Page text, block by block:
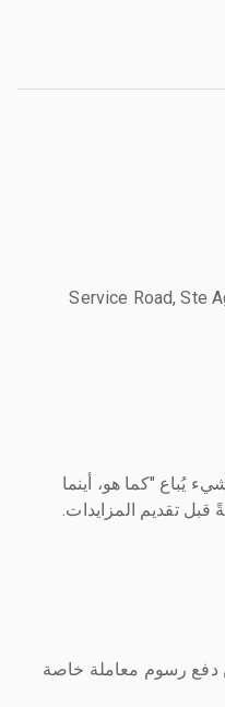
459 Service Road,
يُباع "كما هو، أينما
قبل تقديم المزايدات.
دفع رسوم معاملة خاصة